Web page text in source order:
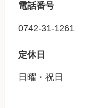
電話番号
0742-31-1261
定休日
日曜・祝日